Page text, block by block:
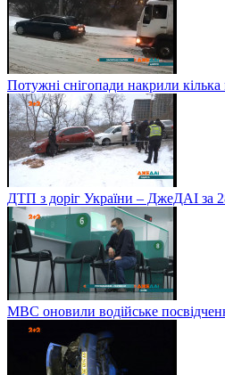
Потужні снігопади накрили кілька
ДТП з доріг України – ДжеДАІ за
МВС оновили водійське